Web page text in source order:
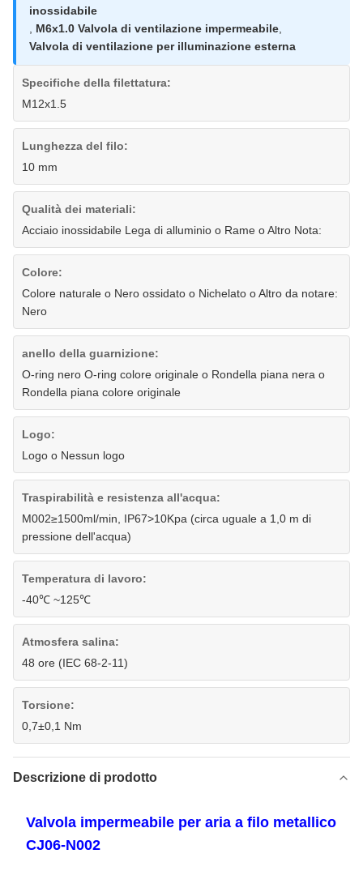
inossidabile
M6x1.0 Valvola di ventilazione impermeabile
Valvola di ventilazione per illuminazione esterna
Specifiche della filettatura:
M12x1.5
Lunghezza del filo:
10 mm
Qualità dei materiali:
Acciaio inossidabile Lega di alluminio o Rame o Altro Nota:
Colore:
Colore naturale o Nero ossidato o Nichelato o Altro da notare:
Nero
anello della guarnizione:
O-ring nero O-ring colore originale o Rondella piana nera o
Rondella piana colore originale
Logo:
Logo o Nessun logo
Traspirabilità e resistenza all'acqua:
M002≥1500ml/min, IP67>10Kpa (circa uguale a 1,0 m di
pressione dell'acqua)
Temperatura di lavoro:
-40℃ ~125℃
Atmosfera salina:
48 ore (IEC 68-2-11)
Torsione:
0,7±0,1 Nm
Descrizione di prodotto
Valvola impermeabile per aria a filo metallico
CJ06-N002